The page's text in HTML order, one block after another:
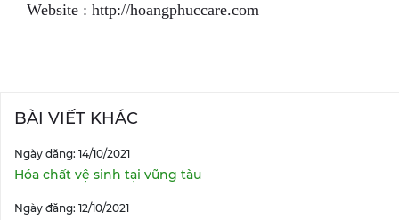
Website : http://hoangphuccare.com
BÀI VIẾT KHÁC
Ngày đăng: 14/10/2021
Hóa chất vệ sinh tại vũng tàu
Ngày đăng: 12/10/2021